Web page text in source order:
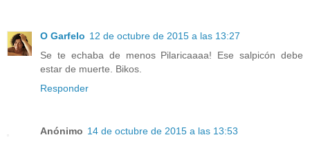
O Garfelo 12 de octubre de 2015 a las 13:27
Se te echaba de menos Pilaricaaaa! Ese salpicón debe
estar de muerte. Bikos.
Responder
Anónimo 14 de octubre de 2015 a las 13:53